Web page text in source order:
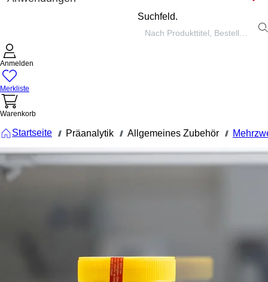
Suchfeld.
Anmelden
Merkliste
Warenkorb
Startseite /// Präanalytik /// Allgemeines Zubehör ///